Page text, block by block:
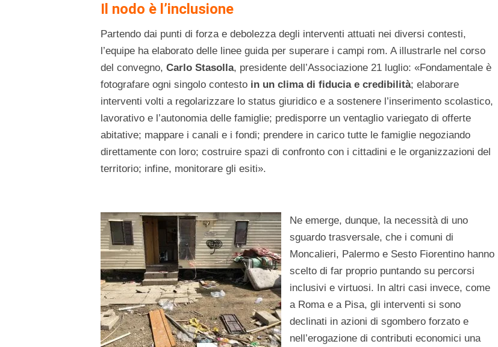
Il nodo è l’inclusione
Partendo dai punti di forza e debolezza degli interventi attuati nei diversi contesti,
l’equipe ha elaborato delle linee guida per superare i campi rom. A illustrarle nel corso
del convegno, Carlo Stasolla, presidente dell’Associazione 21 luglio: «Fondamentale è
fotografare ogni singolo contesto in un clima di fiducia e credibilità; elaborare
interventi volti a regolarizzare lo status giuridico e a sostenere l’inserimento scolastico,
lavorativo e l’autonomia delle famiglie; predisporre un ventaglio variegato di offerte
abitative; mappare i canali e i fondi; prendere in carico tutte le famiglie negoziando
direttamente con loro; costruire spazi di confronto con i cittadini e le organizzazioni del
territorio; infine, monitorare gli esiti».
Ne emerge, dunque, la necessità di uno
sguardo trasversale, che i comuni di
Moncalieri, Palermo e Sesto Fiorentino hanno
scelto di far proprio puntando su percorsi
inclusivi e virtuosi. In altri casi invece, come
a Roma e a Pisa, gli interventi si sono
declinati in azioni di sgombero forzato e
nell’erogazione di contributi economici una